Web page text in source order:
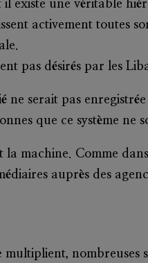
existe une véritable
activement toutes
pas désirés par les
serait pas
que ce système ne
machine. Comme
auprès des
nombreuses